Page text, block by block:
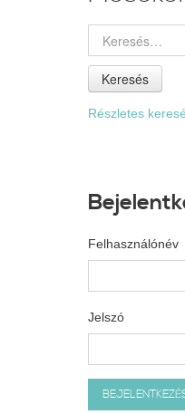
Keresés
Részletes
Felhasználónév
Jelszó